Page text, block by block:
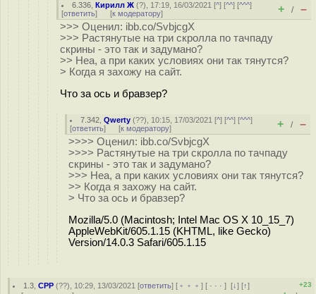
6.336 ,Кирилл Ж (?), 17:19, 16/03/2021 [^] [^^] [^^^]
[ответить] [к модератору] + / –
>>> Оценил: ibb.co/SvbjcgX
>>> Растянутые на три скролла по тачпаду
скрины - это так и задумано?
>> Неа, а при каких условиях они так тянутся?
> Когда я захожу на сайт.
Что за ось и бравзер?
7.342 ,Qwerty (??), 10:15, 17/03/2021 [^] [^^] [^^^]
[ответить] [к модератору] + / –
>>>> Оценил: ibb.co/SvbjcgX
>>>> Растянутые на три скролла по тачпаду
скрины - это так и задумано?
>>> Неа, а при каких условиях они так тянутся?
>> Когда я захожу на сайт.
> Что за ось и бравзер?
Mozilla/5.0 (Macintosh; Intel Mac OS X 10_15_7)
AppleWebKit/605.1.15 (KHTML, like Gecko)
Version/14.0.3 Safari/605.1.15
1.3 ,CPP (??), 10:29, 13/03/2021 [ответить] [ ﹢﹢﹢] [ · · ·][↓] [↑]
+23